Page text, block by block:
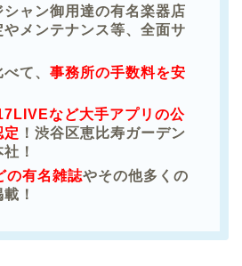
シャン御用達の有名楽器店
やメンテナンス等、全面サ
て、 事務所の手数料を安
など大手アプリの公
定 ！渋谷区恵比寿ガーデン
！
の有名雑誌やその他多くの
！